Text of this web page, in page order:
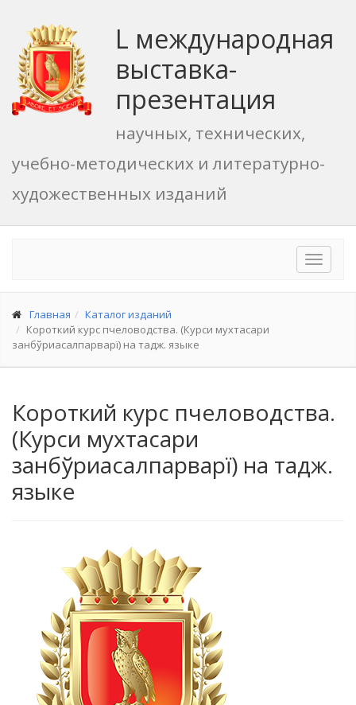
L международная
выставка-
презентация
научных, технических,
учебно-методических и литературно-
художественных изданий
Toggle
Главная
Каталог изданий
Короткий курс пчеловодства. (Курси мухтасари
занбўриасалпарварї) на тадж. языке
Короткий курс пчеловодства.
(Курси мухтасари
занбўриасалпарварї) на тадж.
языке